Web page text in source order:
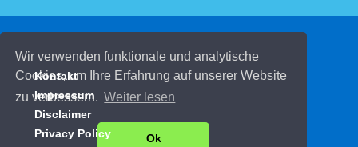
Wir verwenden funktionale und analytische
Cookies, um Ihre Erfahrung auf unserer Website
zu verbessern. Weiter lesen
Ok
Kontakt
Impressum
Disclaimer
Privacy Policy